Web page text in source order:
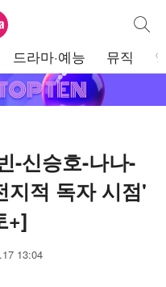
통합
드라마·예능 뮤직
-신승호-나나-
지적 독자 시점'
+]
13:04